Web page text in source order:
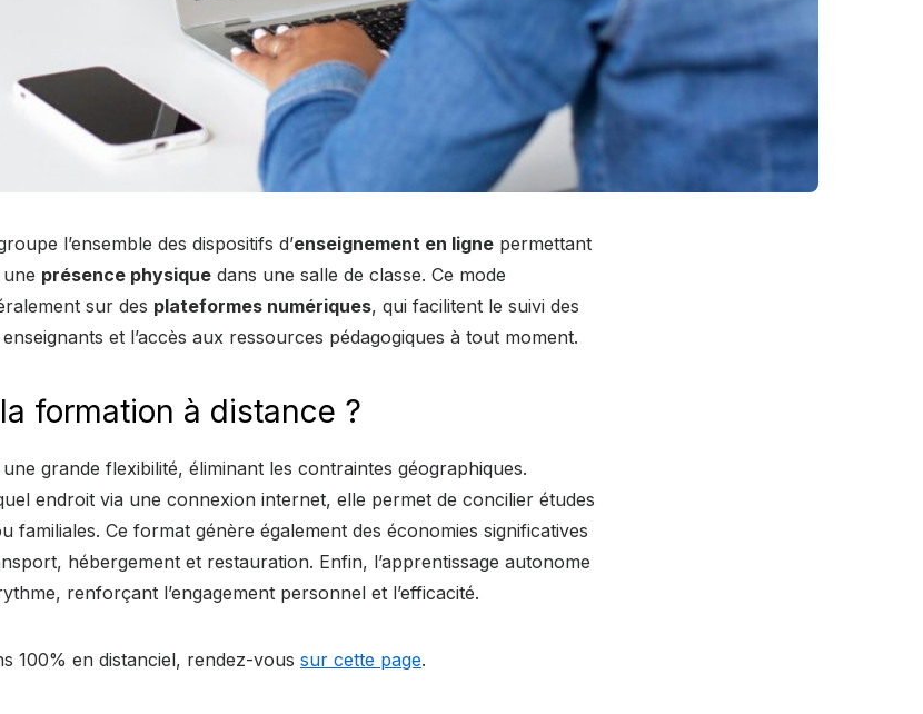
l’ensemble des dispositifs d’enseignement en ligne permettant
présence physique dans une salle de classe. Ce mode
sur des plateformes numériques, qui facilitent le suivi des
et l’accès aux ressources pédagogiques à tout moment.
formation à distance ?
grande flexibilité, éliminant les contraintes géographiques.
endroit via une connexion internet, elle permet de concilier études
familiales. Ce format génère également des économies significatives
hébergement et restauration. Enfin, l’apprentissage autonome
renforçant l’engagement personnel et l’efficacité.
100% en distanciel, rendez-vous sur cette page.